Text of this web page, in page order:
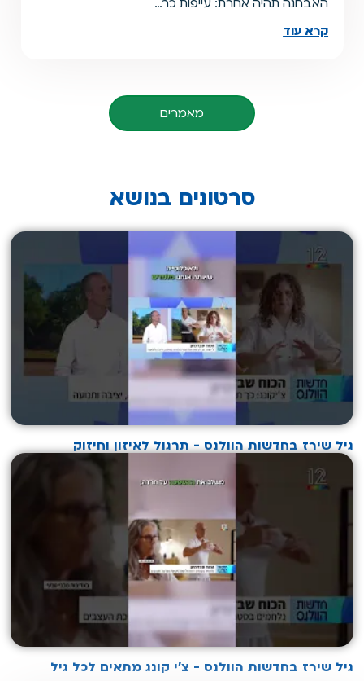
האבחנה תהיה אחרת: עייפות כר…
קרא עוד
מאמרים
סרטונים בנושא
גיל שירז בחדשות הוולנס - תרגול לאיזון וחיזוק
גיל שירז בחדשות הוולנס - צ'י קונג מתאים לכל גיל